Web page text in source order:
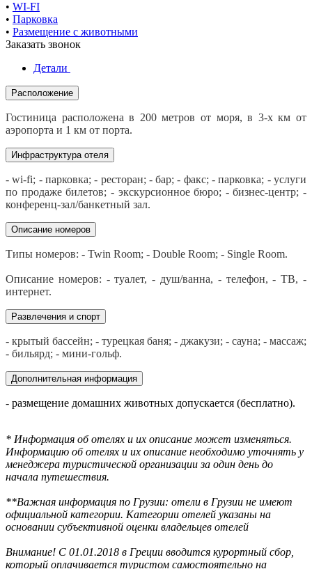
• WI-FI
• Парковка
• Размещение с животными
Заказать звонок
Детали
Расположение
Гостиница расположена в 200 метров от моря, в 3-х км от
аэропорта и 1 км от порта.
Инфраструктура отеля
- wi-fi; - парковка; - ресторан; - бар; - факс; - парковка; - услуги
по продаже билетов; - экскурсионное бюро; - бизнес-центр; -
конференц-зал/банкетный зал.
Описание номеров
Типы номеров: - Twin Room; - Double Room; - Single Room.
Описание номеров: - туалет, - душ/ванна, - телефон, - ТВ, -
интернет.
Развлечения и спорт
- крытый бассейн; - турецкая баня; - джакузи; - сауна; - массаж;
- бильярд; - мини-гольф.
Дополнительная информация
- размещение домашних животных допускается (бесплатно).
* Информация об отелях и их описание может изменяться.
Информацию об отелях и их описание необходимо уточнять у
менеджера туристической организации за один день до
начала путешествия.
**Важная информация по Грузии: отели в Грузии не имеют
официальной категории. Категории отелей указаны на
основании субъективной оценки владельцев отелей
Внимание! С 01.01.2018 в Греции вводится курортный сбор,
который оплачивается туристом самостоятельно на